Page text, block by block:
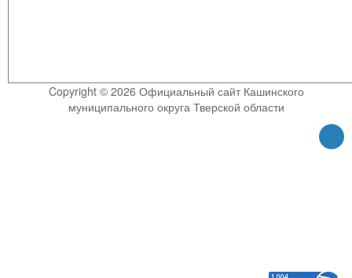
Copyright © 2026 Официальный сайт Кашинского
муниципального округа Тверской области